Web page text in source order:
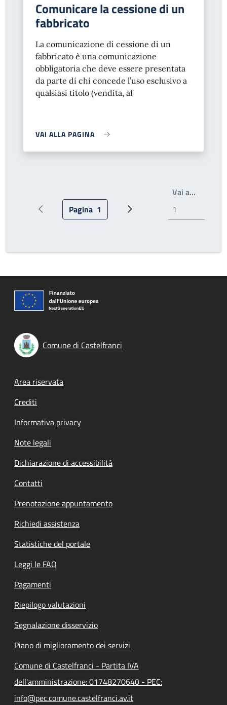
Comunicare la cessione di un
fabbricato
La comunicazione di cessione di un
fabbricato è una comunicazione
obbligatoria che deve essere presentata
da parte di chi concede l’uso esclusivo a
qualsiasi titolo (vendita, af
VAI ALLA PAGINA
Pagina precedentePagina attuale
Pagina 1 Prossima pagina
Vai a…
Comune di Castelfranci
Footer menu
Area riservata
Crediti
Informativa privacy
Note legali
Dichiarazione di accessibilità
Contatti
Prenotazione appuntamento
Richiedi assistenza
Statistiche del portale
Leggi le FAQ
Pagamenti
Riepilogo valutazioni
Segnalazione disservizio
Piano di miglioramento dei servizi
Comune di Castelfranci - Partita IVA
dell'amministrazione: 01748270640 - PEC:
info@pec.comune.castelfranci.av.it